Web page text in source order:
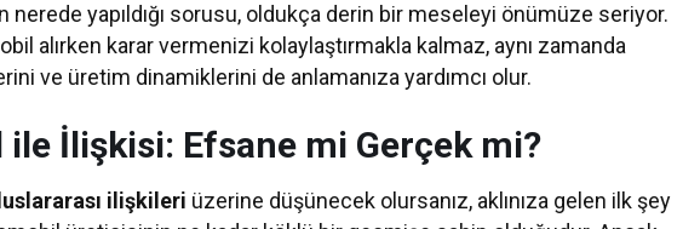
nerede yapıldığı sorusu, oldukça derin bir meseleyi önümüze seriyor.
alırken karar vermenizi kolaylaştırmakla kalmaz, aynı zamanda
ve üretim dinamiklerini de anlamanıza yardımcı olur.
ile İlişkisi: Efsane mi Gerçek mi?
ilişkileri üzerine düşünecek olursanız, aklınıza gelen ilk şey